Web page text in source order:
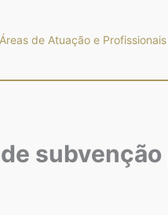
Áreas de Atuação e Profissionais